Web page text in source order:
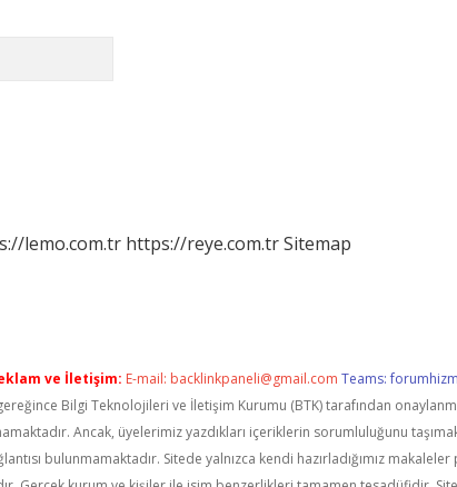
lemo.com.tr https://reye.com.trSitemap
ve İletişim: E-mail: backlinkpaneli@gmail.com Teams:
gereğince Bilgi Teknolojileri ve İletişim Kurumu (BTK) tarafından
Ancak, üyelerimiz yazdıkları içeriklerin sorumluluğunu
bulunmamaktadır. Sitede yalnızca kendi hazırladığımız